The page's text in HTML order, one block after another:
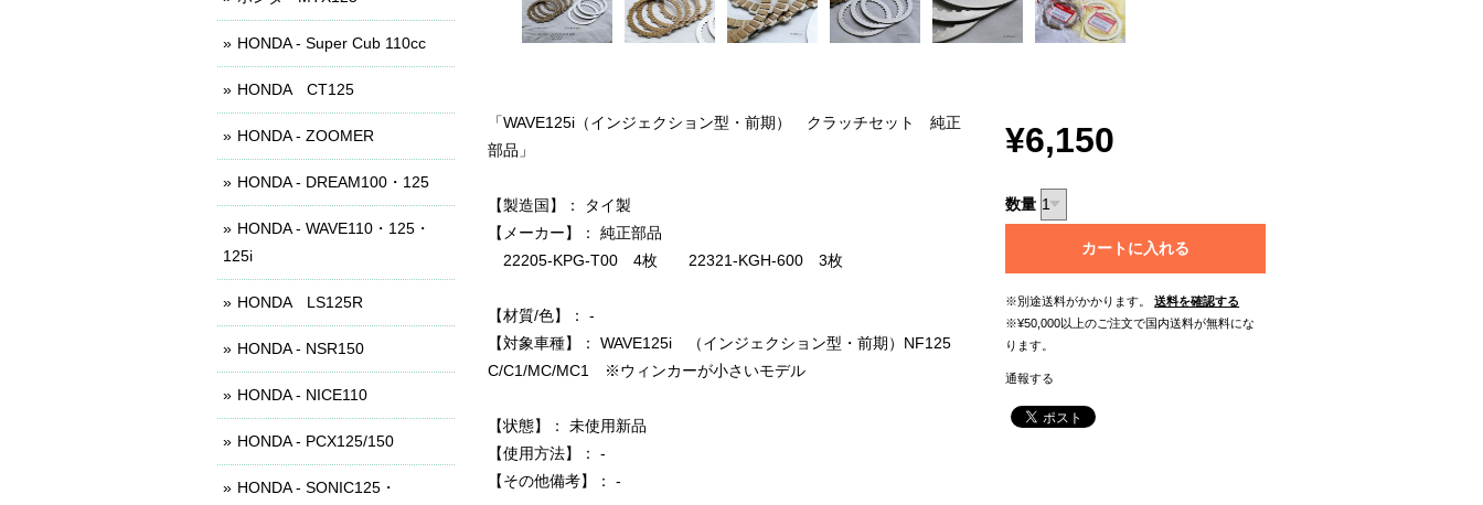
「WAVE125i（インジェクション型・前期） クラッチセット 純正
部品」
【製造国】： タイ製
【メーカー】： 純正部品
22205-KPG-T00 4枚 22321-KGH-600 3枚
【材質/色】： -
【対象車種】： WAVE125i （インジェクション型・前期）NF125
C/C1/MC/MC1 ※ウィンカーが小さいモデル
【状態】： 未使用新品
【使用方法】： -
【その他備考】： -
¥6,150
数量
カートに入れる
※別途送料がかかります。
送料を確認する
※¥50,000以上のご注文で国内送料が無料にな
ります。
通報する
HONDA - Super Cub 110cc
HONDA CT125
HONDA - ZOOMER
HONDA - DREAM100・125
HONDA - WAVE110・125・
125i
HONDA LS125R
HONDA - NSR150
HONDA - NICE110
HONDA - PCX125/150
HONDA - SONIC125・